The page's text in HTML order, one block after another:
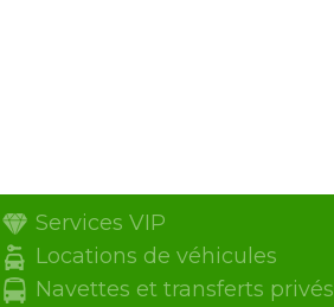
Services VIP
Locations de véhicules
Navettes et transferts privés